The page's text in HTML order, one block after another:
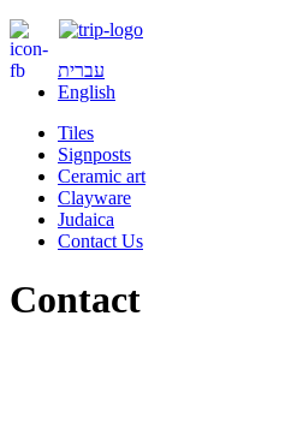
עברית
English
Tiles
Signposts
Ceramic art
Clayware
Judaica
Contact Us
Contact